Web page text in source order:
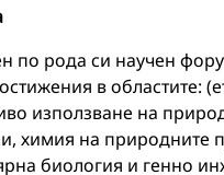
по рода си научен
в областите:
използване на
химия на природните
биология и генно